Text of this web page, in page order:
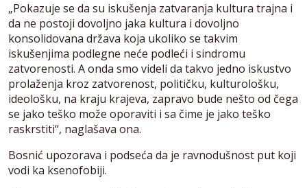
„Pokazuje se da su iskušenja zatvaranja kultura trajna i
da ne postoji dovoljno jaka kultura i dovoljno
konsolidovana država koja ukoliko se takvim
iskušenjima podlegne neće podleći i sindromu
zatvorenosti. A onda smo videli da takvo jedno iskustvo
prolaženja kroz zatvorenost, političku, kulturološku,
ideološku, na kraju krajeva, zapravo bude nešto od čega
se jako teško može oporaviti i sa čime je jako teško
raskrstiti“, naglašava ona.
Bosnić upozorava i podseća da je ravnodušnost put koji
vodi ka ksenofobiji.